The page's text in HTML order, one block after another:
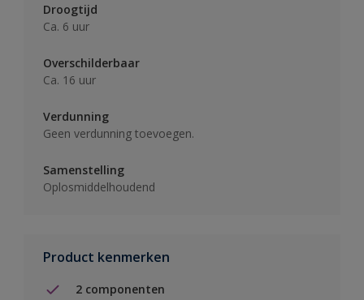
Droogtijd
Ca. 6 uur
Overschilderbaar
Ca. 16 uur
Verdunning
Geen verdunning toevoegen.
Samenstelling
Oplosmiddelhoudend
Product kenmerken
2 componenten